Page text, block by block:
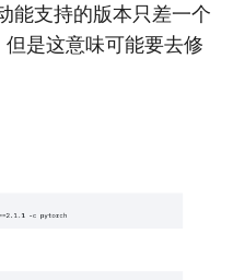
能支持的版本只差一个
但是这意味可能要去修